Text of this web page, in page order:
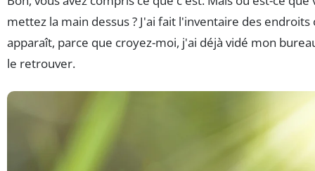
mettez la main dessus ? J'ai fait l'inventaire des endroits
apparaît, parce que croyez-moi, j'ai déjà vidé mon
le retrouver.